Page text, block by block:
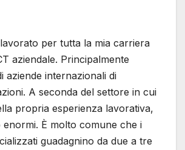
per tutta la mia carriera
aziendale. Principalmente
aziende internazionali di
A seconda del settore in cui
propria esperienza lavorativa,
È molto comune che i
guadagnino da due a tre